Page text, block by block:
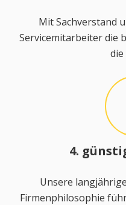
Mit Sachverstand
Servicemitarbeiter die
die
4.
Unsere
Firmenphilosophie